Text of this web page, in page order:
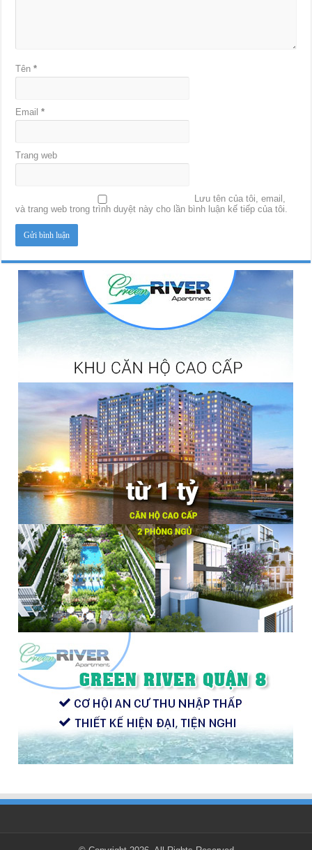
Tên*
Email*
Trang web
Lưu tên của tôi, email,
và trang web trong trình duyệt này cho lần bình luận kế tiếp của tôi.